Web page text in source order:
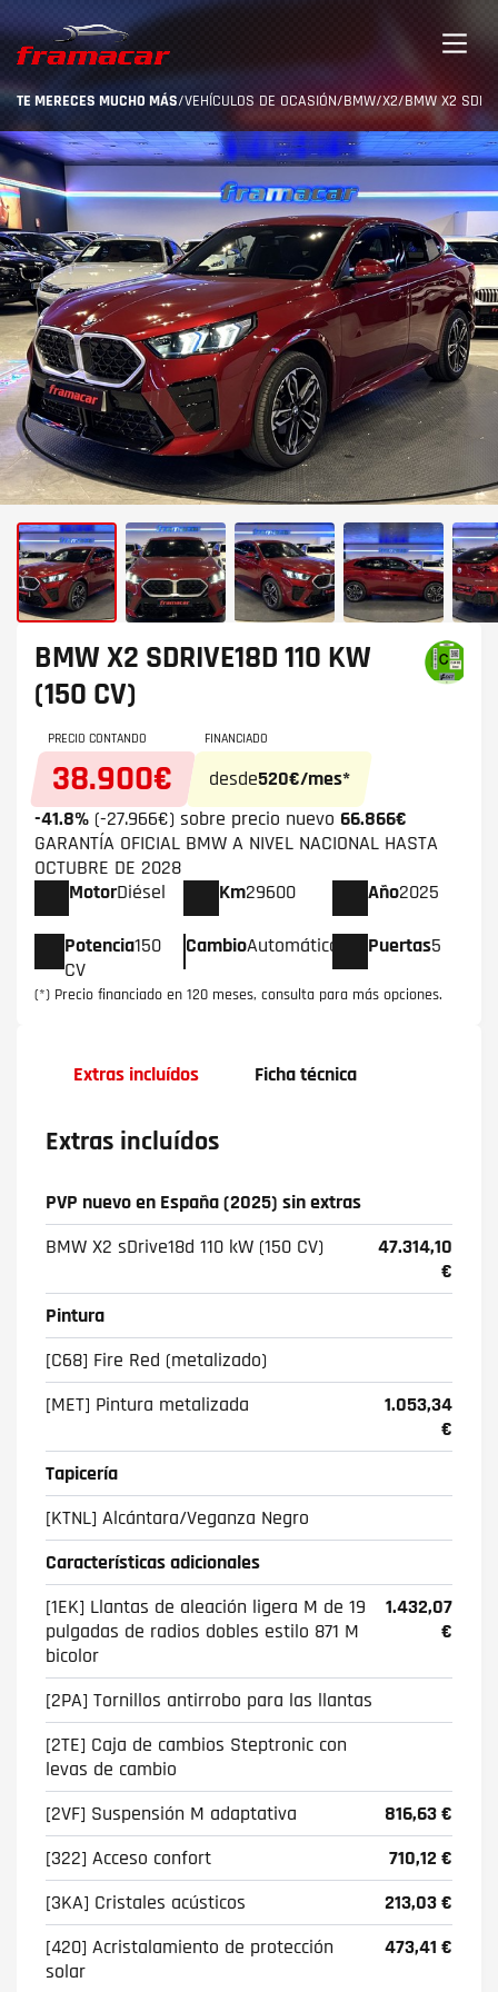
TE MERECES MUCHO MÁS/VEHÍCULOS DE OCASIÓN/BMW/X2/BMW X2
BMW X2 SDRIVE18D 110 KW
(150 CV)
PRECIO CONTANDO
38.900€
FINANCIADO
desde520€/mes*
-41.8% (-27.966€) sobre precio nuevo 66.866€
GARANTÍA OFICIAL BMW A NIVEL NACIONAL HASTA
OCTUBRE DE 2028
MotorDiésel Km29600 Año2025
Potencia150
CV
CambioAutomático Puertas5
(*) Precio financiado en 120 meses, consulta para más opciones.
Extras incluídos Ficha técnica
Extras incluídos
PVP nuevo en España (2025) sin extras
BMW X2 sDrive18d 110 kW (150 CV)
47.314,10
€
Pintura
[C68] Fire Red (metalizado)
[MET] Pintura metalizada
1.053,34
€
Tapicería
[KTNL] Alcántara/Veganza Negro
Características adicionales
[1EK] Llantas de aleación ligera M de 19
pulgadas de radios dobles estilo 871 M
bicolor
1.432,07
€
[2PA] Tornillos antirrobo para las llantas
[2TE] Caja de cambios Steptronic con
levas de cambio
[2VF] Suspensión M adaptativa
816,63 €
[322] Acceso confort
710,12 €
[3KA] Cristales acústicos
213,03 €
[420] Acristalamiento de protección
solar
473,41 €